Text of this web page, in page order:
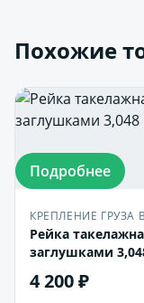
Похожие
Подробнее
КРЕПЛЕНИЕ ГРУЗА
Рейка
заглушками
4 200 ₽